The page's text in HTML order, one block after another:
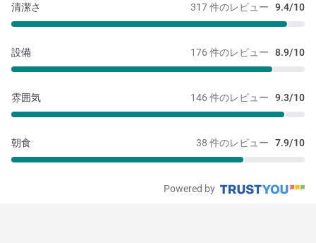
317 件のレビュー 9.4/10
清潔さ
176 件のレビュー 8.9/10
設備
146 件のレビュー 9.3/10
雰囲気
38 件のレビュー 7.9/10
朝食
Powered by